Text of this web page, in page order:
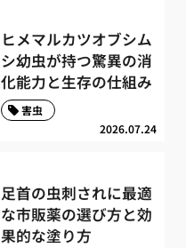
ヒメマルカツオブシム
シ幼虫が持つ驚異の消
化能力と生存の仕組み
2026.07.24
害虫
足首の虫刺されに最適
な市販薬の選び方と効
果的な塗り方